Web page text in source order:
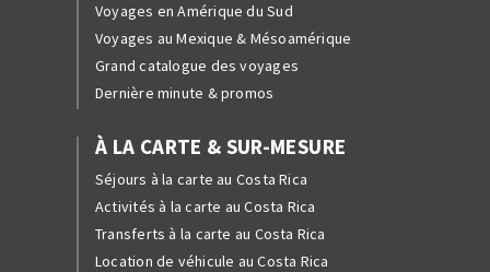
Voyages en Amérique du Sud
Voyages au Mexique & Mésoamérique
Grand catalogue des voyages
Dernière minute & promos
À LA CARTE & SUR-MESURE
Séjours à la carte au Costa Rica
Activités à la carte au Costa Rica
Transferts à la carte au Costa Rica
Location de véhicule au Costa Rica